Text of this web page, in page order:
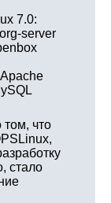
7.0:
server
что
стало